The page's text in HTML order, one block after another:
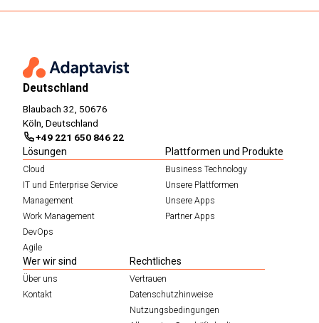
Deutschland
Blaubach 32, 50676
Köln, Deutschland
+49 221 650 846 22
Lösungen
Cloud
IT und Enterprise Service
Management
Work Management
DevOps
Agile
Plattformen und Produkte
Business Technology
Unsere Plattformen
Unsere Apps
Partner Apps
Wer wir sind
Über uns
Kontakt
Rechtliches
Vertrauen
Datenschutzhinweise
Nutzungsbedingungen